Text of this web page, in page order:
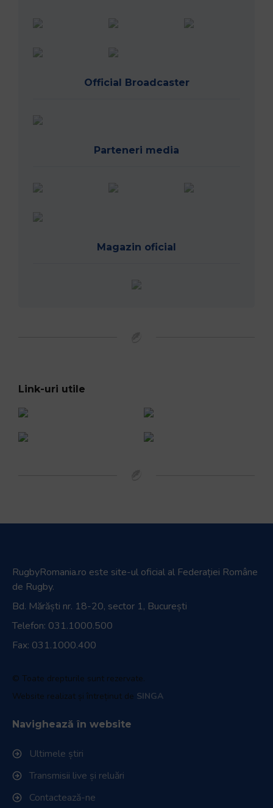
Official Broadcaster
Parteneri media
Magazin oficial
Link-uri utile
RugbyRomania.ro este site-ul oficial al Federației Române
de Rugby.
Bd. Mărăști nr. 18-20, sector 1, București
Telefon: 031.1000.500
Fax: 031.1000.400
© Toate drepturile sunt rezervate.
Website realizat și întreținut de SINGA
Navighează în website
Ultimele știri
Transmisii live și reluări
Contactează-ne